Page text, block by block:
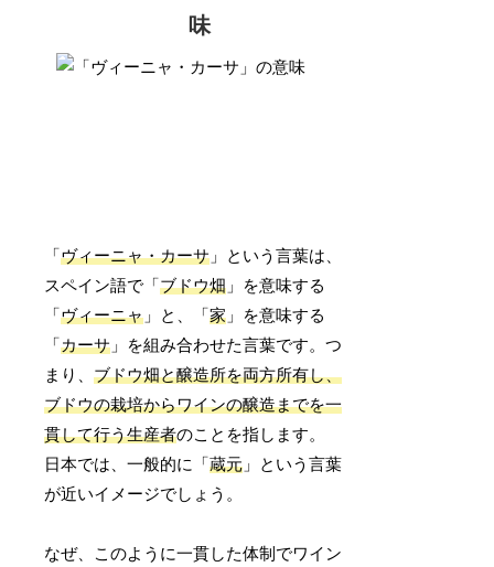
味
「ヴィーニャ・カーサ 」という言葉は、
スペイン語で「ブドウ畑 」を意味する
「ヴィーニャ 」と、「家 」を意味する
「カーサ 」を組み合わせた言葉です。つ
まり、ブドウ畑と醸造所を両方所有し、
ブドウの栽培からワインの醸造までを一
貫して行う生産者のことを指します。
日本では、一般的に「蔵元 」という言葉
が近いイメージでしょう。
なぜ、このように一貫した体制でワイン